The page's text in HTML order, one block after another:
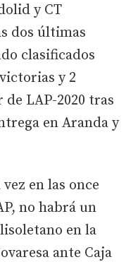
y CT
dos últimas
clasificados
y 2
LAP-2020 tras
en Aranda y
en las once
no habrá un
en la
ante Caja